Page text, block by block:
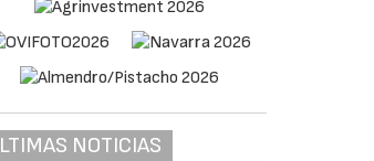
NOTICIAS